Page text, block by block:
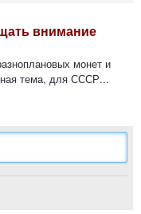
внимание
монет и
тема, для СССР...